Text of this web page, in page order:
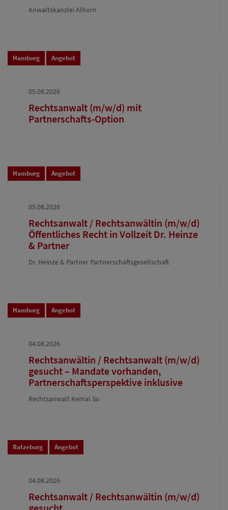
Anwaltskanzlei Alhorn
Hamburg Angebot
05.08.2026
Rechtsanwalt (m/w/d) mit
Partnerschafts-Option
Hamburg Angebot
05.08.2026
Rechtsanwalt / Rechtsanwältin (m/w/d)
Öffentliches Recht in Vollzeit Dr. Heinze
& Partner
Dr. Heinze & Partner Partnerschaftsgesellschaft
Hamburg Angebot
04.08.2026
Rechtsanwältin / Rechtsanwalt (m/w/d)
gesucht – Mandate vorhanden,
Partnerschaftsperspektive inklusive
Rechtsanwalt Kemal Su
Ratzeburg Angebot
04.08.2026
Rechtsanwalt / Rechtsanwältin (m/w/d)